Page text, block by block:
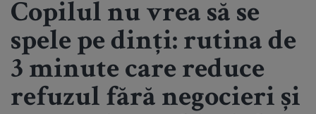
Copilul nu vrea să se
spele pe dinți: rutina de
3 minute care reduce
refuzul fără negocieri și